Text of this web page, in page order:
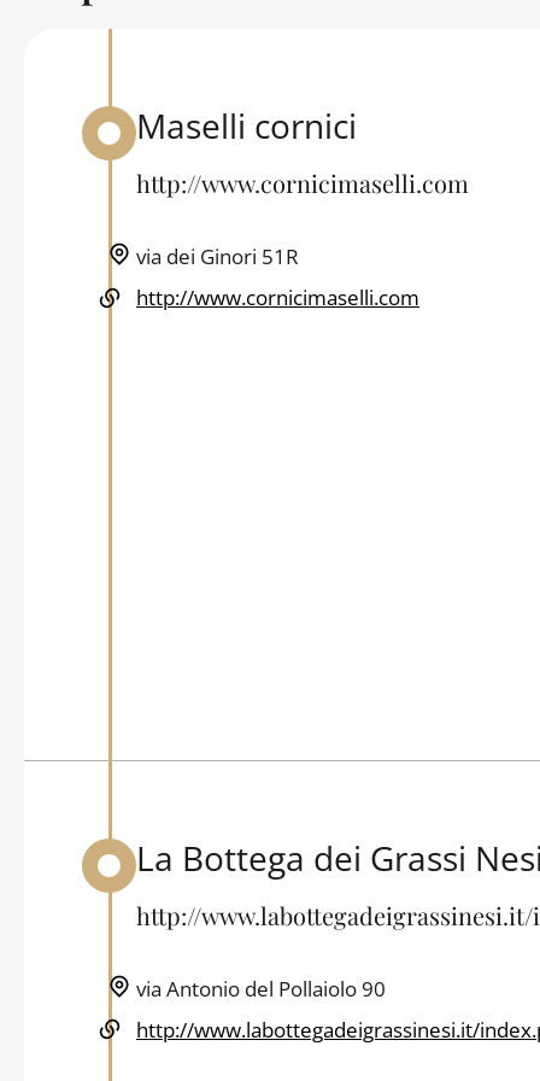
Back to table of contents
Maselli cornici
http://www.cornicimaselli.com
via dei Ginori 51R
http://www.cornicimaselli.com
Back to table of contents
La Bottega dei Grassi Nesi
http://
via Antonio del Pollaiolo 90
http://www.labottegadeigrassinesi.it/